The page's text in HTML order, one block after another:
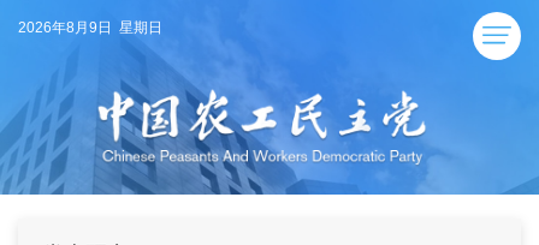
2026年8月9日 星期日